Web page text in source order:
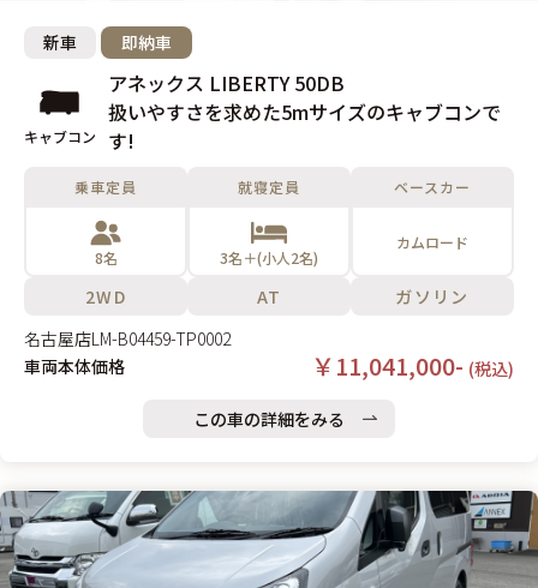
新車 即納車
キャブコン
アネックス LIBERTY 50DB
扱いやすさを求めた5mサイズのキャブコンで
す!
乗車定員
8名
就寝定員
3名＋(小人2名)
ベースカー
カムロード
2WD AT
ガソリン
名古屋店LM-B04459-TP0002
車両本体価格
￥11,041,000- (税込)
この車の詳細をみる